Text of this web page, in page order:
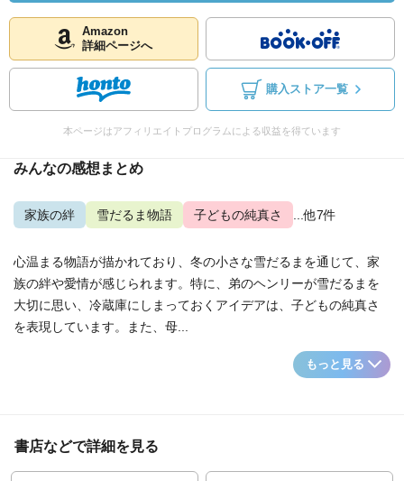
Amazon
詳細ページへ
購入ストア一覧
本ページはアフィリエイトプログラムによる収益を得ています
みんなの感想まとめ
家族の絆 雪だるま物語 子どもの純真さ ...他7件
心温まる物語が描かれており、冬の小さな雪だるまを通じて、家
族の絆や愛情が感じられます。特に、弟のヘンリーが雪だるまを
大切に思い、冷蔵庫にしまっておくアイデアは、子どもの純真さ
を表現しています。また、母...
もっと見る
書店などで詳細を見る